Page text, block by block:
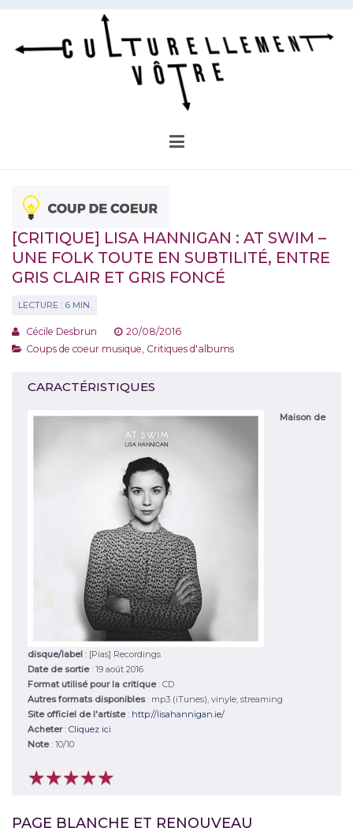
Aller
contenu
[CRITIQUE] LISA HANNIGAN : AT SWIM –
UNE FOLK TOUTE EN SUBTILITÉ, ENTRE
GRIS CLAIR ET GRIS FONCÉ
Cécile Desbrun
20/08/2016
Coups de coeur musique Critiques d'albums
CARACTÉRISTIQUES
Maison de
disque/label : [Pias] Recordings
Date de sortie: 19 août 2016
Format utilisé pour la critique: CD
Autres formats disponibles: mp3 (iTunes), vinyle, streaming
Site officiel de l'artiste: http://lisahannigan.ie/
Acheter: Cliquez ici
Note: 10/10
★★★★★
★★★★★
PAGE BLANCHE ET RENOUVEAU